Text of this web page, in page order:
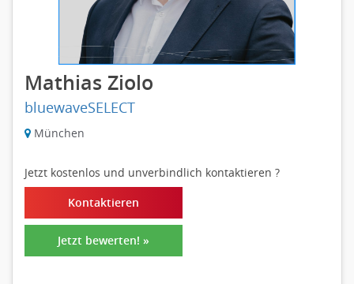
Mathias Ziolo
bluewaveSELECT
München
Jetzt kostenlos und unverbindlich kontaktieren ?
Kontaktieren
Jetzt bewerten! »